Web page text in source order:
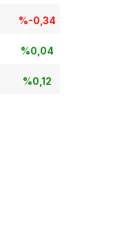
%-0,34
%0,04
%0,12